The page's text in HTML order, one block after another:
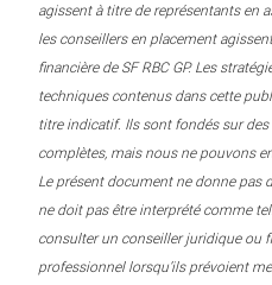
agissent à titre de représentants en
les conseillers en placement
financière de SF RBC GP. Les
techniques contenus dans cette
titre indicatif. Ils sont fondés sur des
complètes, mais nous ne pouvons
Le présent document ne donne pas
ne doit pas être interprété comme
consulter un conseiller juridique ou
professionnel lorsqu’ils prévoient